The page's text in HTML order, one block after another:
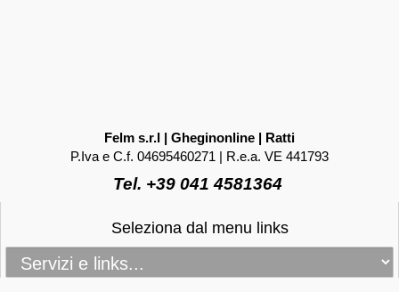
Felm s.r.l | Gheginonline | Ratti
P.Iva e C.f. 04695460271 | R.e.a. VE 441793
Tel. +39 041 4581364
Seleziona dal menu links